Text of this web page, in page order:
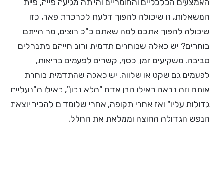
האמצעים הכלכליים והחומריים והייתה מגיעה פייה, פיית
המשאלות, זו שיכולה להפוך דלעת לכרכרת פאר, כזו
שיכולה להפוך אתכם למה שאתם כ"כ רוצים, מה הייתם
בוחרים? יש כאלה שבוחרים תדמית ורוב חייהם מתנהלים
סביבה. משקיעים זמן, כסף, קשרים לפעמים בריאות,
לפעמים גם שקט או שלווה. יש כאלה שהתדמית בוחרת
אותם וזה נראה כאילו הבן אדם "הלא נכון", כאילו ה"נעליים
גדולות עליו" ואז אחרי תקופה, אחרי שלומדים להכיר יוצאת
הנפש הגדולה החוצה וממלאת את החלל.